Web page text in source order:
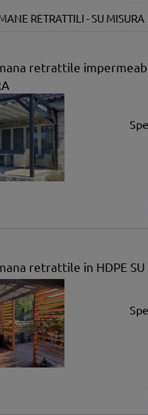
RETRATTILI - SU MISURA
retrattile
retrattile in HDPE SU